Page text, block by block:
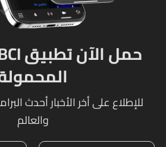
للإطلاع على أخر الأخبار أحدث
والعالم